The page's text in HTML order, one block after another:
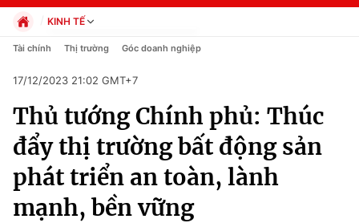
Chuyên mục
Chính trị
Xã hội
KINH TẾ
Chính trị
Pháp luật
Kinh tế
Thể thao
Truyền hình
Văn hóa - Giải trí
Đời sống
Tài chính Thị trường Góc doanh nghiệp
17/12/2023 21:02 GMT+7
Thủ tướng Chính phủ: Thúc
đẩy thị trường bất động sản
phát triển an toàn, lành
mạnh, bền vững